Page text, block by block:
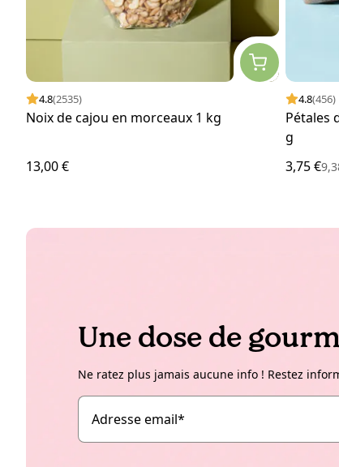
4.8(2535)
Noix de cajou en morceaux 1 kg
13,00 €
4.8(456)
Pétales
g
3,75 €
Une dose de
Ne ratez plus jamais aucune info ! Restez
Adresse email*